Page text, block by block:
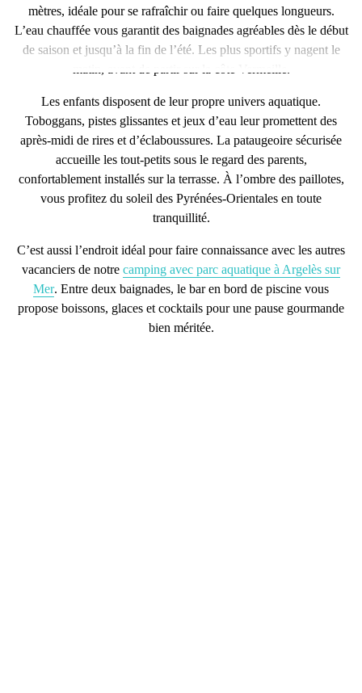
mètres, idéale pour se rafraîchir ou faire quelques longueurs.
L’eau chauffée vous garantit des baignades agréables dès le début
de saison et jusqu’à la fin de l’été. Les plus sportifs y nagent le
Les enfants disposent de leur propre univers aquatique.
Toboggans, pistes glissantes et jeux d’eau leur promettent des
après-midi de rires et d’éclaboussures. La pataugeoire sécurisée
accueille les tout-petits sous le regard des parents,
confortablement installés sur la terrasse. À l’ombre des paillotes,
vous profitez du soleil des Pyrénées-Orientales en toute
tranquillité.
C’est aussi l’endroit idéal pour faire connaissance avec les autres
vacanciers de notre camping avec parc aquatique à Argelès sur
Mer. Entre deux baignades, le bar en bord de piscine vous
propose boissons, glaces et cocktails pour une pause gourmande
bien méritée.